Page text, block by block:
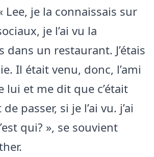
Lee, je la connaissais sur
je l’ai vu la
dans un restaurant. J’étais
Il était venu, donc, l’ami
lui et me dit que c’était
passer, si je l’ai vu. j’ai
qui? », se souvient